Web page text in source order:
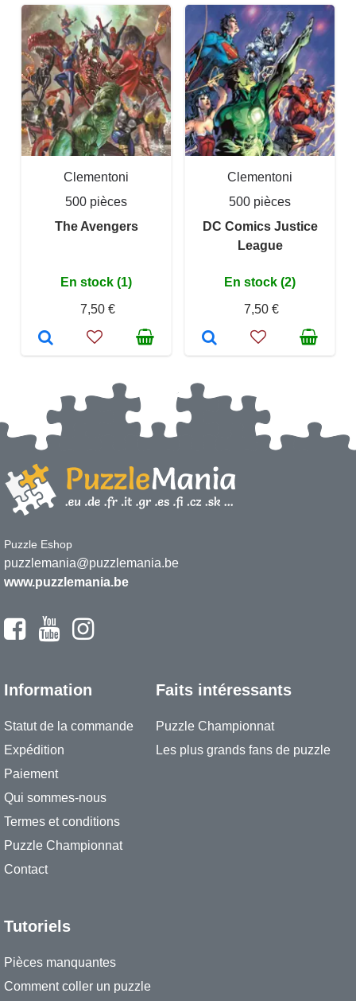
Clementoni
500 pièces
The Avengers
En stock (1)
7,50 €
Clementoni
500 pièces
DC Comics Justice
League
En stock (2)
7,50 €
Puzzle Eshop
puzzlemania@puzzlemania.be
www.puzzlemania.be
Information
Statut de la commande
Expédition
Paiement
Qui sommes-nous
Termes et conditions
Puzzle Championnat
Contact
Faits intéressants
Puzzle Championnat
Les plus grands fans de puzzle
Tutoriels
Pièces manquantes
Comment coller un puzzle